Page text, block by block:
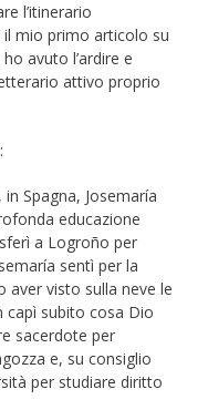
l’itinerario
mio primo articolo su
avuto l’ardire e
attivo proprio
Spagna, Josemaría
educazione
a Logroño per
sentì per la
aver visto sulla neve le
capì subito cosa Dio
sacerdote per
e, su consiglio
per studiare diritto